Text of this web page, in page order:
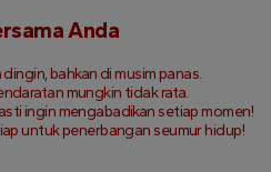
Anda
dingin, bahkan di musim panas.
mungkin tidak rata.
ingin mengabadikan setiap momen!
untuk penerbangan seumur hidup!